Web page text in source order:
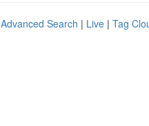
Advanced Search | Live | Tag